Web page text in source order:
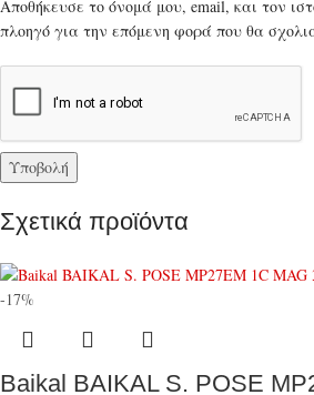
Αποθήκευσε το όνομά μου, email, και τον
πλοηγό για την επόμενη φορά που θα
Σχετικά προϊόντα
-17%
Baikal BAIKAL S. POSE